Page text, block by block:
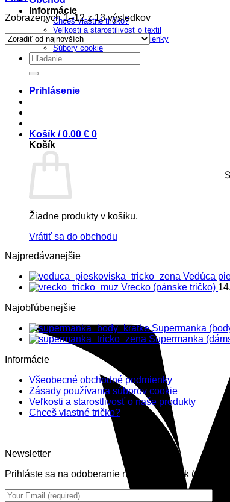
Informácie
Chceš vlastné tričko?
Veľkosti a starostilivosť o textil
Všeobecné obchodné podmienky
Súbory cookie
Hľadať:
Prihlásenie
Košík /0.00 € 0
Košík
Žiadne produkty v košíku.
Vrátiť sa do obchodu
Zobrazených 1–12 z 13 výsledkovSorted
by
latest
obsah
Najpredávanejšie
Vedúca
Vrecko (pánske tričko)
Najobľúbenejšie
Supermanka
Supermanka
Informácie
Všeobecné obchodné podmienky
Zásady používania súborov cookie
Veľkosti a starostlivosť o naše produkty
Chceš vlastné tričko?
Newsletter
Prihláste sa na odoberanie nášich noviniek